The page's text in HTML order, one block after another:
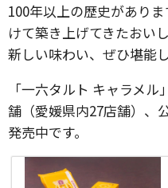
100年以上の歴史があり
けて築き上げてきたおい
新しい味わい、ぜひ堪能
「一六タルト キャラメ
舗（愛媛県内27店舗）、
発売中です。